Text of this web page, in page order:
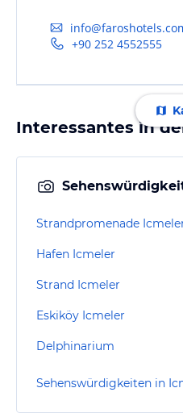
+90 252 4552555
Interessantes in
Strandpromenade
Hafen Icmeler
Strand Icmeler
Eskiköy Icmeler
Delphinarium
Sehenswürdigkeiten in